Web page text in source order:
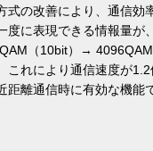
式の改善により、通信効
度に表現できる情報量が、
（10bit）→
これにより通信速度が1.2
距離通信時に有効な機能